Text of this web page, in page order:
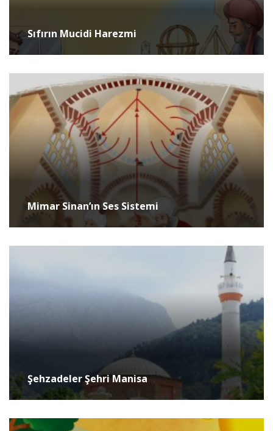
Sıfırın Mucidi Harezmi
Mimar Sinan’ın Ses Sistemi
Şehzadeler Şehri Manisa